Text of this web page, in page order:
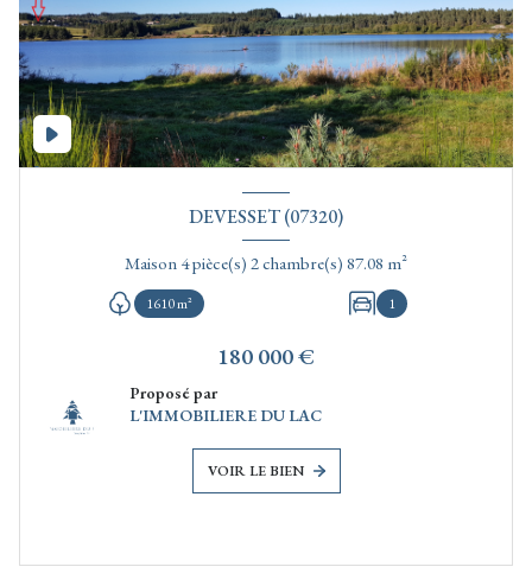
DEVESSET (07320)
Maison 4 pièce(s) 2 chambre(s) 87.08 m²
1610 m² 1
180 000 €
Proposé par
L'IMMOBILIERE DU LAC
VOIR LE BIEN